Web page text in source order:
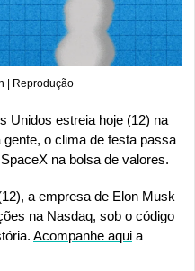
| Reprodução
Unidos estreia hoje (12) na
o clima de festa passa
na bolsa de valores.
a empresa de Elon Musk
na Nasdaq, sob o código
Acompanhe aqui a